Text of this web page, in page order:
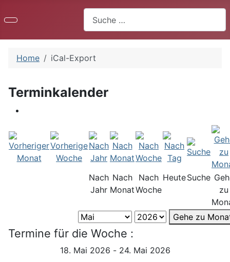
Home iCal-Export
Terminkalender
Nach
Jahr
Nach
Monat
Nach
Woche
HeuteSuche
zu
Gehe zu
Termine für die Woche :
18. Mai 2026 - 24. Mai 2026